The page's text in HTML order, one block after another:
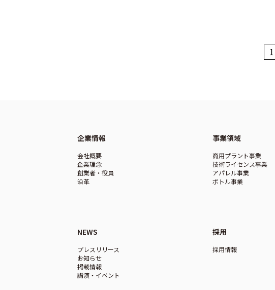
1
企業情報
会社概要
企業理念
創業者・役員
沿革
事業領域
商用プラント事業
技術ライセンス事業
アパレル事業
ボトル事業
NEWS
プレスリリース
お知らせ
掲載情報
講演・イベント
採用
採用情報